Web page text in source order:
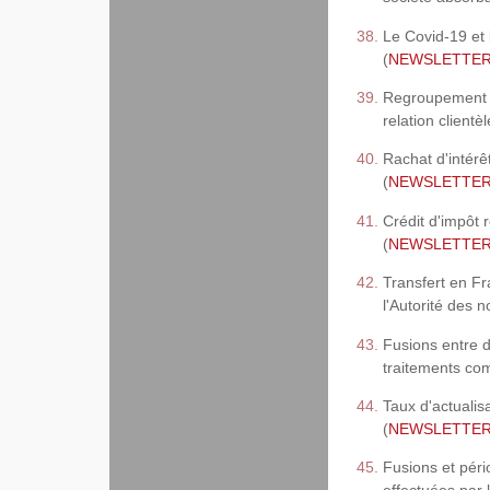
Le Covid-19
(
relation
Rachat
(
Crédit d'impôt
(
Transfert en
l'Autorité des
Fusions entre
traitements
Taux
(
Fusions et